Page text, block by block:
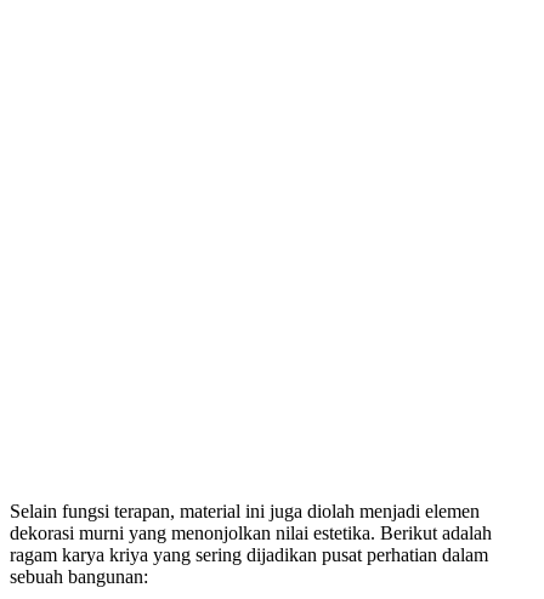
Selain fungsi terapan, material ini juga diolah menjadi elemen
dekorasi murni yang menonjolkan nilai estetika. Berikut adalah
ragam karya kriya yang sering dijadikan pusat perhatian dalam
sebuah bangunan: